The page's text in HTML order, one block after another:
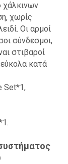
χάλκινων
χωρίς
Οι αρμοί
σύνδεσμοι,
στιβαροί
εύκολα κατά
Set*1,